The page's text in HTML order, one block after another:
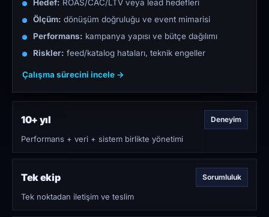
Hedef: ROAS/CAC/LTV veya lead hedefleri
Ölçüm: dönüşüm doğruluğu ve event mimarisi
Performans: kampanya yapısı ve bütçe dağılımı
Riskler: feed/katalog hataları, teknik engeller
Çalışma sürecini incele →
10+ yıl Deneyim
Performans + veri + sistem birlikte yönetimi
Tek ekip Sorumluluk
Tek noktadan iletişim ve teslim